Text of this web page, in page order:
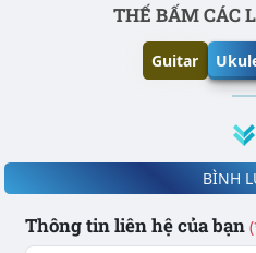
Phần nội dungTHẾ BẤM CÁC
Guitar
BÌNH
Thông tin liên hệ của bạn